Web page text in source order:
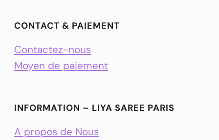
CONTACT & PAIEMENT
Contactez-nous
Moyen de paiement
INFORMATION – LIYA SAREE PARIS
A propos de Nous